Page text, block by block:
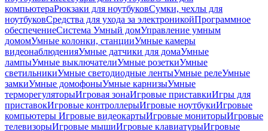
компьютераРюкзаки для ноутбуковСумки, чехлы для
ноутбуковСредства для ухода за электроникойПрограммное
обеспечениеСистема Умный домУправление умным
домомУмные колонки, станцииУмные камеры
видеонаблюденияУмные датчики для домаУмные
лампыУмные выключателиУмные розеткиУмные
светильникиУмные светодиодные лентыУмные релеУмные
замкиУмные домофоныУмные карнизыУмные
терморегуляторыИгровая зонаИгровые приставкиИгры для
приставокИгровые контроллерыИгровые ноутбукиИгровые
компьютеры Игровые видеокартыИгровые мониторыИгровые
телевизорыИгровые мышиИгровые клавиатурыИгровые